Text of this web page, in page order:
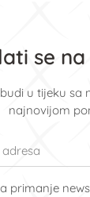
se
u tijeku sa
najnovijom
primanje